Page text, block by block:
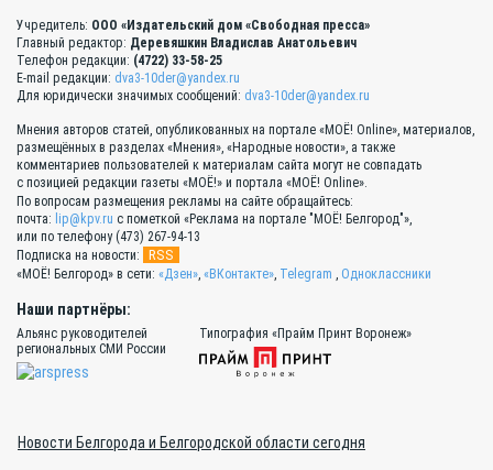
Учредитель: ООО «Издательский дом «Свободная пресса»
Главный редактор: Деревяшкин Владислав Анатольевич
Телефон редакции: (4722) 33-58-25
E-mail редакции: dva3-10der@yandex.ru
Для юридически значимых сообщений: dva3-10der@yandex.ru
Мнения авторов статей, опубликованных на портале «МОЁ! Online», материалов,
размещённых в разделах «Мнения», «Народные новости», а также
комментариев пользователей к материалам сайта могут не совпадать
с позицией редакции газеты «МОЁ!» и портала «МОЁ! Online».
По вопросам размещения рекламы на сайте обращайтесь:
почта: lip@kpv.ru с пометкой «Реклама на портале "МОЁ! Белгород"»,
или по телефону (473) 267-94-13
Подписка на новости:
RSS
«МОЁ! Белгород» в сети: «Дзен» «ВКонтакте» Telegram Одноклассники
Наши партнёры:
Альянс руководителей
региональных СМИ России
Типография «Прайм Принт Воронеж»
Новости Белгорода и Белгородской области сегодня